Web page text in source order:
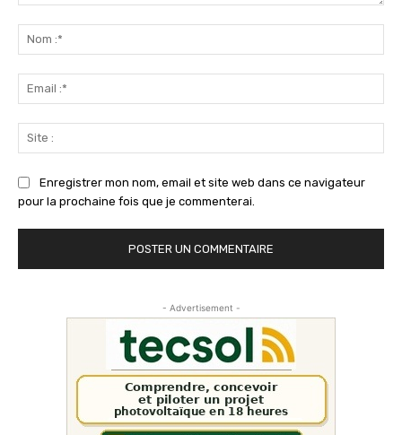
Enregistrer mon nom, email et site web dans ce navigateur
pour la prochaine fois que je commenterai.
- Advertisement -